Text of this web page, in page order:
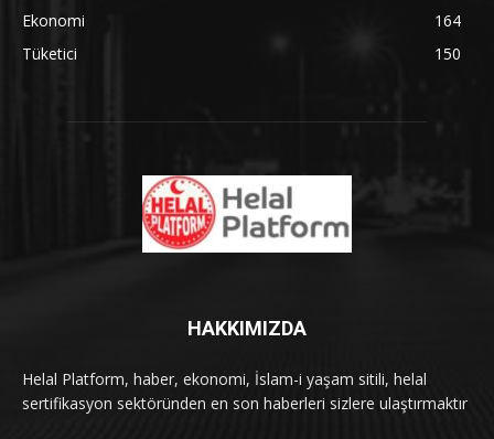
Ekonomi
164
Tüketici
150
HAKKIMIZDA
Helal Platform, haber, ekonomi, İslam-i yaşam sitili, helal
sertifikasyon sektöründen en son haberleri sizlere ulaştırmaktır